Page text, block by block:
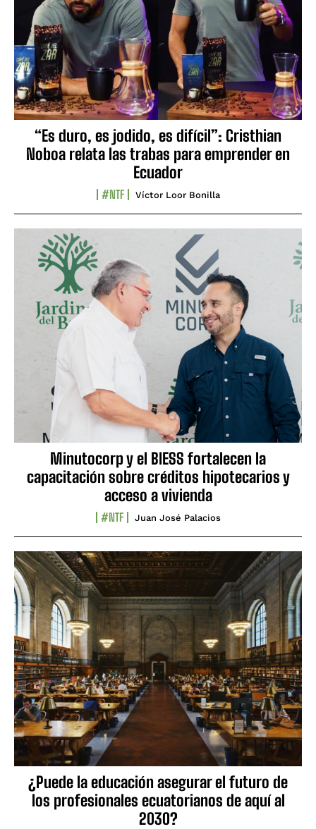
“Es duro, es jodido, es difícil”: Cristhian
Noboa relata las trabas para emprender en
Ecuador
#NTF Víctor Loor Bonilla
Minutocorp y el BIESS fortalecen la
capacitación sobre créditos hipotecarios y
acceso a vivienda
#NTF Juan José Palacios
¿Puede la educación asegurar el futuro de
los profesionales ecuatorianos de aquí al
2030?